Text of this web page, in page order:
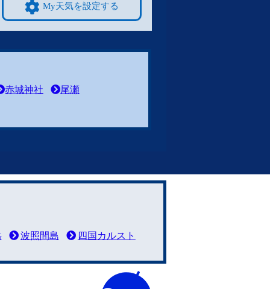
My天気を設定する
赤城神社 尾瀬
波照間島 四国カルスト